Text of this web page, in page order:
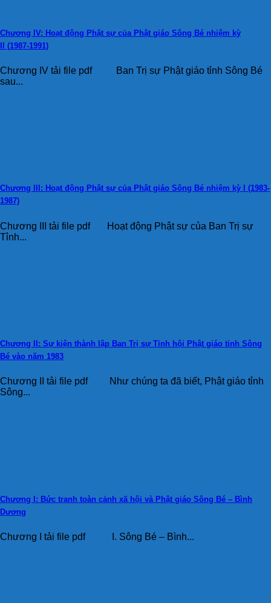
Chương IV: Hoạt động Phật sự của Phật giáo Sông Bé nhiệm kỳ
II (1987-1991)
Chương IV tải file pdf Ban Trị sự Phật giáo tỉnh Sông Bé
sau...
Chương III: Hoạt động Phật sự của Phật giáo Sông Bé nhiệm kỳ I (1983-
1987)
Chương III tải file pdf Hoạt động Phật sự của Ban Trị sự
Tỉnh...
Chương II: Sự kiện thành lập Ban Trị sự Tỉnh hội Phật giáo tỉnh Sông
Bé vào năm 1983
Chương II tải file pdf Như chúng ta đã biết, Phật giáo tỉnh
Sông...
Chương I: Bức tranh toàn cảnh xã hội và Phật giáo Sông Bé – Bình
Dương
Chương I tải file pdf I. Sông Bé – Bình...